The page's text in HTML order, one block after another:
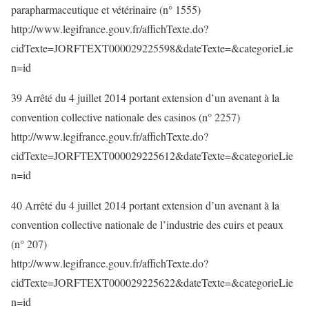
parapharmaceutique et vétérinaire (n° 1555)
http://www.legifrance.gouv.fr/affichTexte.do?
cidTexte=JORFTEXT000029225598&dateTexte=&categorieLie
n=id
39 Arrêté du 4 juillet 2014 portant extension d’un avenant à la
convention collective nationale des casinos (n° 2257)
http://www.legifrance.gouv.fr/affichTexte.do?
cidTexte=JORFTEXT000029225612&dateTexte=&categorieLie
n=id
40 Arrêté du 4 juillet 2014 portant extension d’un avenant à la
convention collective nationale de l’industrie des cuirs et peaux
(n° 207)
http://www.legifrance.gouv.fr/affichTexte.do?
cidTexte=JORFTEXT000029225622&dateTexte=&categorieLie
n=id